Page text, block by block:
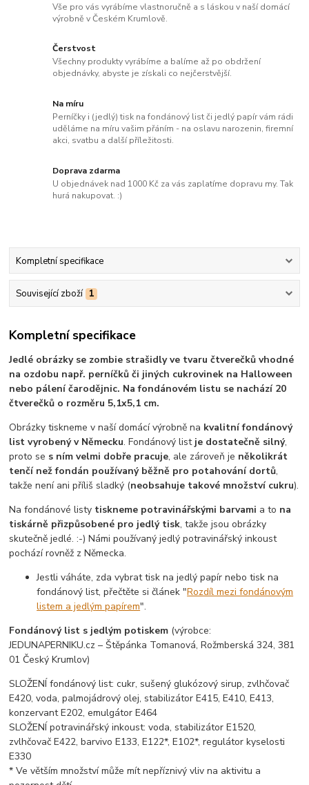
Vše pro vás vyrábíme vlastnoručně a s láskou v naší domácí
výrobně v Českém Krumlově.
Čerstvost
Všechny produkty vyrábíme a balíme až po obdržení
objednávky, abyste je získali co nejčerstvější.
Na míru
Perníčky i (jedlý) tisk na fondánový list či jedlý papír vám rádi
uděláme na míru vašim přáním - na oslavu narozenin, firemní
akci, svatbu a další příležitosti.
Doprava zdarma
U objednávek nad 1000 Kč za vás zaplatíme dopravu my. Tak
hurá nakupovat. :)
Kompletní specifikace
Související zboží 1
Kompletní specifikace
Jedlé obrázky se zombie strašidly ve tvaru čtverečků vhodné
na ozdobu např. perníčků či jiných cukrovinek na Halloween
nebo pálení čarodějnic. Na fondánovém listu se nachází 20
čtverečků o rozměru 5,1x5,1 cm.
Obrázky tiskneme v naší domácí výrobně na kvalitní fondánový
list vyrobený v Německu. Fondánový list je dostatečně silný,
proto se s ním velmi dobře pracuje, ale zároveň je několikrát
tenčí než fondán používaný běžně pro potahování dortů,
takže není ani příliš sladký (neobsahuje takové množství cukru).
Na fondánové listy tiskneme potravinářskými barvami a to na
tiskárně přizpůsobené pro jedlý tisk, takže jsou obrázky
skutečně jedlé. :-) Námi používaný jedlý potravinářský inkoust
pochází rovněž z Německa.
Jestli váháte, zda vybrat tisk na jedlý papír nebo tisk na
fondánový list, přečtěte si článek "Rozdíl mezi fondánovým
listem a jedlým papírem".
Fondánový list s jedlým potiskem (výrobce:
JEDUNAPERNIKU.cz – Štěpánka Tomanová, Rožmberská 324, 381
01 Český Krumlov)
SLOŽENÍ fondánový list: cukr, sušený glukózový sirup, zvlhčovač
E420, voda, palmojádrový olej, stabilizátor E415, E410, E413,
konzervant E202, emulgátor E464
SLOŽENÍ potravinářský inkoust: voda, stabilizátor E1520,
zvlhčovač E422, barvivo E133, E122*, E102*, regulátor kyselosti
E330
* Ve větším množství může mít nepříznivý vliv na aktivitu a